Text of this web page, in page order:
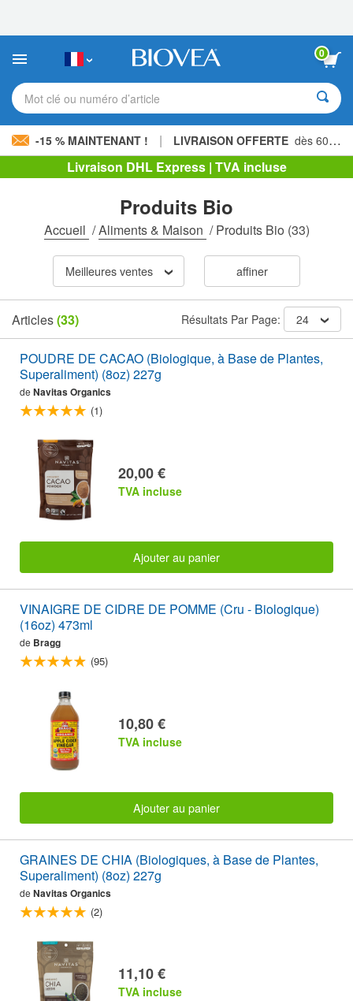
:
site
comprend
un
d'accessibilité.
0
Mot clé ou numéro d’article
-15 % MAINTENANT ! | LIVRAISON OFFERTE dès 60,00 € »
Livraison DHL Express | TVA incluse
Produits Bio
Accueil /Aliments & Maison /Produits Bio (33)
Meilleures ventes affiner
Articles(33) Résultats Par Page: 24
POUDRE DE CACAO (Biologique, à Base de Plantes,
Superaliment) (8oz) 227g
de Navitas Organics
(1)
20,00 €
TVA incluse
Ajouter au panier
VINAIGRE DE CIDRE DE POMME (Cru - Biologique)
(16oz) 473ml
de Bragg
(95)
10,80 €
TVA incluse
Ajouter au panier
GRAINES DE CHIA (Biologiques, à Base de Plantes,
Superaliment) (8oz) 227g
de Navitas Organics
(2)
11,10 €
TVA incluse